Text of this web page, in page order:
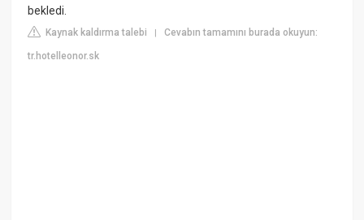
bekledi.
Kaynak kaldırma talebi |Cevabın tamamını burada okuyun:
tr.hotelleonor.sk